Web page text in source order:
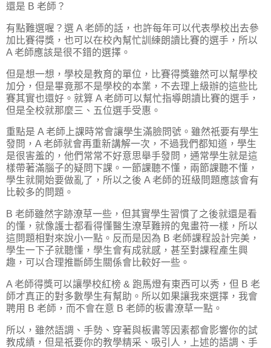
還是 B 老師？
有點難選喔？選 A 老師的話，也許每年可以代表學校出去參
加比賽得獎，也可以在校內幫忙訓練朗讀比賽的選手，所以
A 老師應該是很不錯的選擇。
但是想一想，學校是教育的單位，比賽得獎雖然可以幫學校
加分，但是畢竟那不是學校的本業，不去理上級辦的這些比
賽其實也還好。就算 A 老師可以幫忙指導朗讀比賽的選手，
但是全校就那麼三、五位選手受惠。
重點是 A 老師上課時常會讓學生滿臉問號。雖然祇要有學生
發問，A 老師就會再重新講解一次，不過我們都知道，學生
是很害羞的，他們常常不好意思舉手發問，通常學生就是這
樣帶著滿腦子的疑問下課。一節課聽不懂，兩節課聽不懂，
學生就開始要做亂了，所以之後 A 老師的班級問題應該會有
比較多的問題。
B 老師雖然字跡潦草一些，但其實學生習慣了之後就還是看
的懂，就像護士都看得懂醫生潦草難辨的鬼畫符一樣，所以
這問題相對來說小一點。反而是因為 B 老師課程設計完美，
學生一下子就聽懂，學生會有成就感，甚至對課程產生興
趣，可以合理推斷師生關係會比較好一些。
A 老師得獎可以讓學校紅榜 & 跑馬燈有東西可以秀，但 B 老
師才真正的對多數學生有幫助。所以如果讓我來選擇，我會
聘用 B 老師，而不會在意 B 老師的板書潦草一點。
所以，雖然語調、手勢、穿著與板書等因素都會影響你的試
教成績，但是祇要你的教學精采、吸引人，上述的語調、手